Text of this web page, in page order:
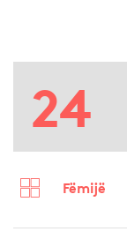
24
Fëmijë